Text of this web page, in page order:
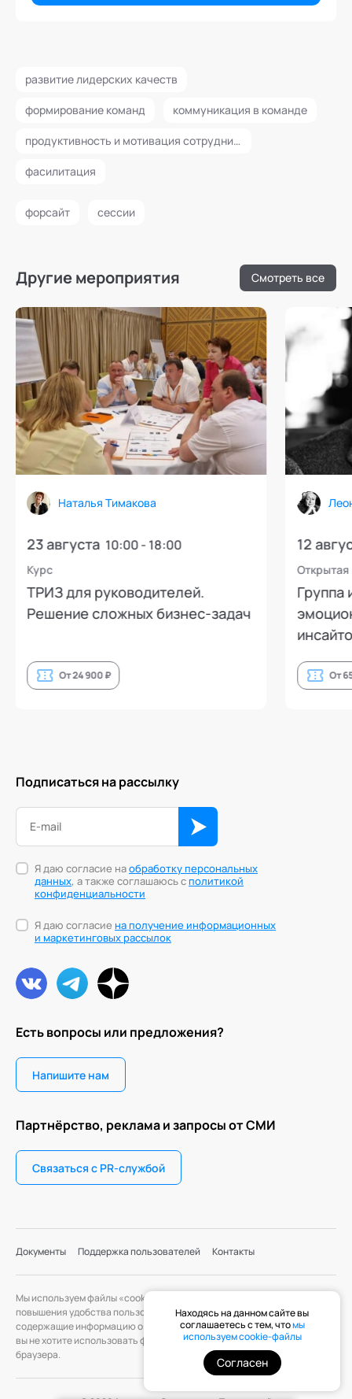
развитие лидерских качеств
формирование команд коммуникация в команде
продуктивность и мотивация сотрудников
фасилитация
форсайт сессии
Другие мероприятия Смотреть все
Наталья Тимакова
23 августа 10:00 - 18:00
Курс
ТРИЗ для руководителей.
Решение сложных бизнес-задач
От 24 900 ₽
12
Открытая
Группа
От
Есть вопросы или предложения?
Напишите нам
Партнёрство, реклама и запросы от СМИ
Связаться с PR-службой
Подписаться на рассылку
Я даю согласие наобработку персональных
данных, а также соглашаюсь сполитикой
конфиденциальности
Я даю согласие на получение информационных
и маркетинговых рассылок
Документы Поддержка пользователей Контакты
Мы используем файлы «cookie» с целью персонализации сервисов и
повышения удобства пользования веб-сайтом. «Cookie» — файлы,
содержащие информацию о предыдущих посещениях веб-сайта. Если
вы не хотите использовать файлы «cookie», измените настройки
браузера.
Находясь на данном сайте вы
соглашаетесь с тем, чтомы
используем cookie-файлы
Согласен